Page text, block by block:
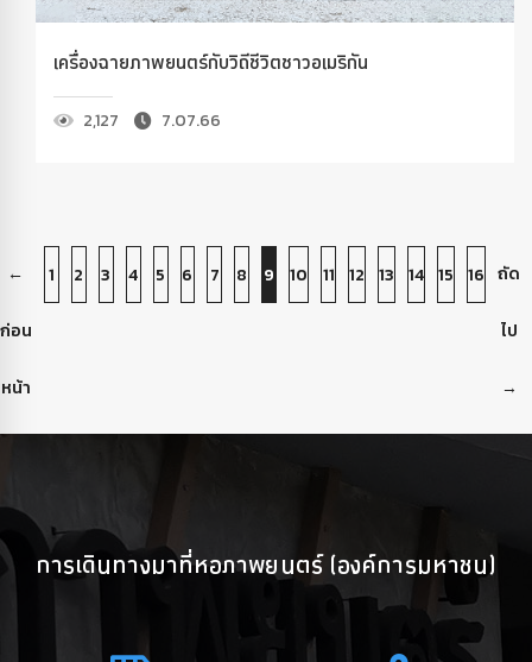
เครื่องฉายภาพยนตร์กับวิถีชีวิตชาวอเมริกัน
2,127 7.07.66
←
ก่อน
หน้า
1 2 3 4 5 6 7 8 9 10 11 12 13 14 15 16 ถัด
ไป
→
การเดินทางมาที่หอภาพยนตร์ (องค์การมหาชน)